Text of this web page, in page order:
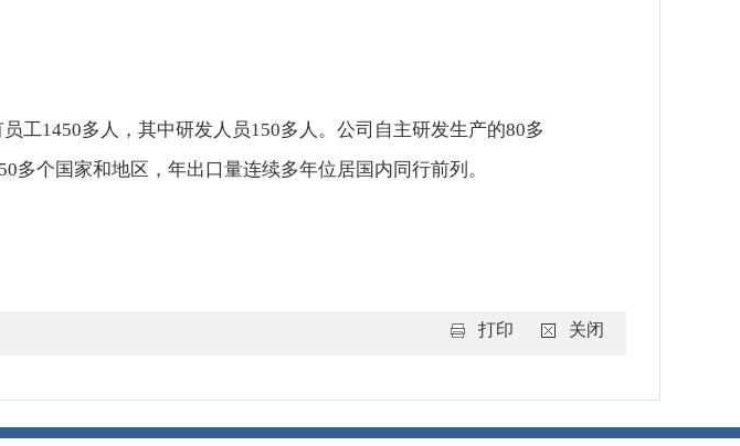
工1450多人，其中研发人员150多人。公司自主研发生产的80多
个国家和地区，年出口量连续多年位居国内同行前列。
打印 关闭